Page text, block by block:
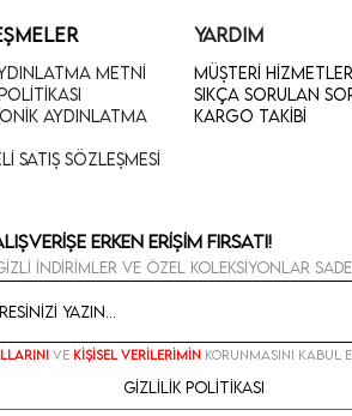
Metni
Aydınlatma
Satış Sözleşmesi
YARDIM
Müşteri
Sıkça Sorulan
Kargo Takibi
Erken Erişim Fırsatı!
indirimler ve özel koleksiyonlar
ve kişisel verilerimin korunmasını kabul
Gizlilik Politikası